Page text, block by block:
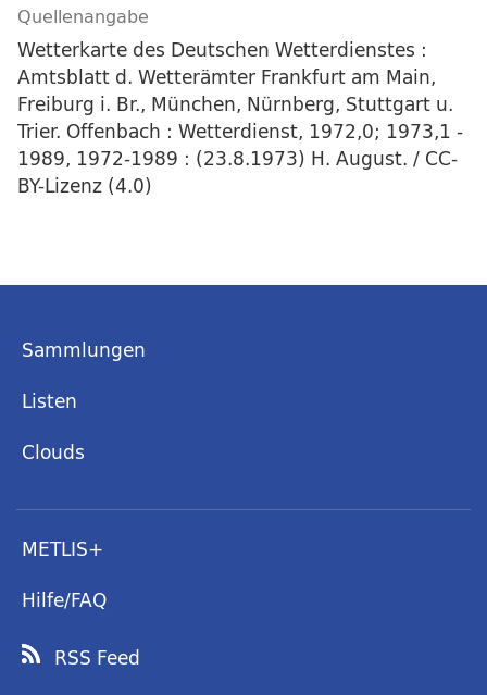
Quellenangabe
Wetterkarte des Deutschen Wetterdienstes :
Amtsblatt d. Wetterämter Frankfurt am Main,
Freiburg i. Br., München, Nürnberg, Stuttgart u.
Trier. Offenbach : Wetterdienst, 1972,0; 1973,1 -
1989, 1972-1989 : (23.8.1973) H. August. / CC-
BY-Lizenz (4.0)
Sammlungen
Listen
Clouds
METLIS+
Hilfe/FAQ
RSS Feed